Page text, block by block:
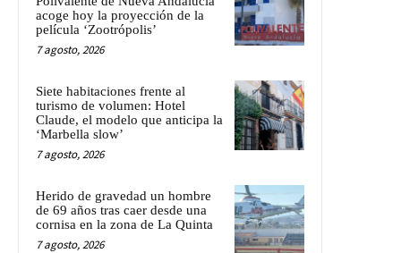
acoge hoy la proyección de la
película ‘Zootrópolis’
7 agosto, 2026
Siete habitaciones frente al
turismo de volumen: Hotel
Claude, el modelo que anticipa la
‘Marbella slow’
7 agosto, 2026
Herido de gravedad un hombre
de 69 años tras caer desde una
cornisa en la zona de La Quinta
7 agosto, 2026